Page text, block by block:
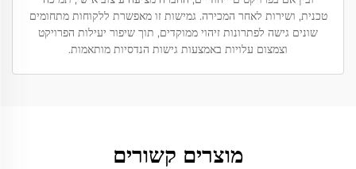
טכנית, ושירות לאחר המכירה. גמישות זו מאפשרת ללקוחות מתחומים
שונים גישה לפתרונות זיהוי ממוקדים, תוך שיפור יעילות הפרויקט
וצמצום עלויות באמצעות גישות הנדסיות מותאמות.
מוצרים קשורים